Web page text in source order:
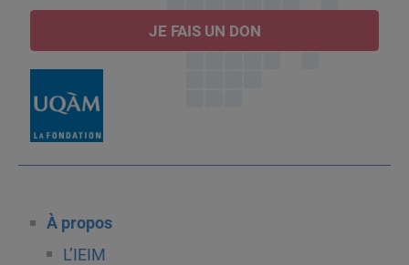
JE FAIS UN DON
À propos
L’IEIM